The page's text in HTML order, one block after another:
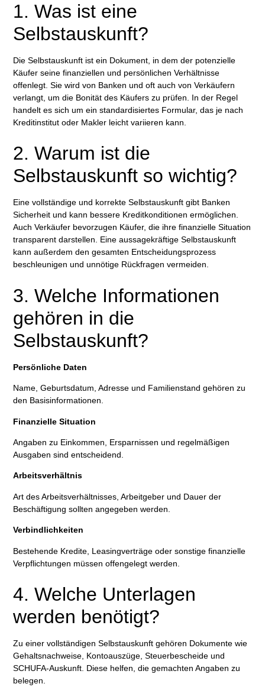
1. Was ist eine
Selbstauskunft?
Die Selbstauskunft ist ein Dokument, in dem der potenzielle
Käufer seine finanziellen und persönlichen Verhältnisse
offenlegt. Sie wird von Banken und oft auch von Verkäufern
verlangt, um die Bonität des Käufers zu prüfen. In der Regel
handelt es sich um ein standardisiertes Formular, das je nach
Kreditinstitut oder Makler leicht variieren kann.
2. Warum ist die
Selbstauskunft so wichtig?
Eine vollständige und korrekte Selbstauskunft gibt Banken
Sicherheit und kann bessere Kreditkonditionen ermöglichen.
Auch Verkäufer bevorzugen Käufer, die ihre finanzielle Situation
transparent darstellen. Eine aussagekräftige Selbstauskunft
kann außerdem den gesamten Entscheidungsprozess
beschleunigen und unnötige Rückfragen vermeiden.
3. Welche Informationen
gehören in die
Selbstauskunft?
Persönliche Daten
Name, Geburtsdatum, Adresse und Familienstand gehören zu
den Basisinformationen.
Finanzielle Situation
Angaben zu Einkommen, Ersparnissen und regelmäßigen
Ausgaben sind entscheidend.
Arbeitsverhältnis
Art des Arbeitsverhältnisses, Arbeitgeber und Dauer der
Beschäftigung sollten angegeben werden.
Verbindlichkeiten
Bestehende Kredite, Leasingverträge oder sonstige finanzielle
Verpflichtungen müssen offengelegt werden.
4. Welche Unterlagen
werden benötigt?
Zu einer vollständigen Selbstauskunft gehören Dokumente wie
Gehaltsnachweise, Kontoauszüge, Steuerbescheide und
SCHUFA-Auskunft. Diese helfen, die gemachten Angaben zu
belegen.